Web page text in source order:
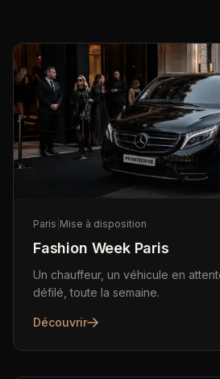
Paris Mise à disposition
Fashion Week Paris
Un chauffeur, un véhicule en
défilé, toute la semaine.
Découvrir